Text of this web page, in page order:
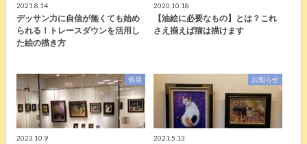
2021.8.14
デッサン力に自信が無くても始め
られる！トレースダウンを活用し
た絵の描き方
2020.10.18
【油絵に必要なもの】とは？これ
さえ揃えば猫は描けます
個展
2023.10.9
お知らせ
2021.5.13